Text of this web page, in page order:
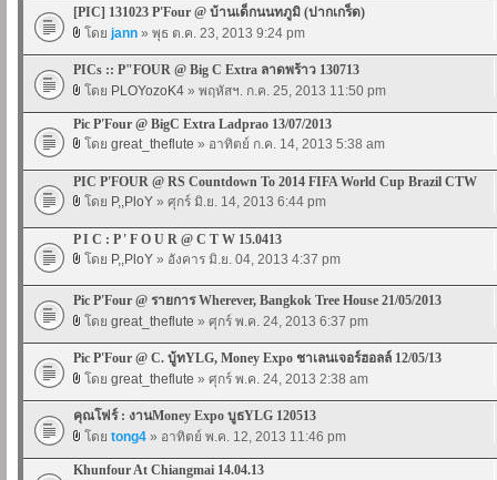
[PIC] 131023 P'Four @ บ้านเด็กนนทภูมิ (ปากเกร็ด)
โดย jann » พุธ ต.ค. 23, 2013 9:24 pm
PICs :: P"FOUR @ Big C Extra ลาดพร้าว 130713
โดย PLOYozoK4 » พฤหัสฯ. ก.ค. 25, 2013 11:50 pm
Pic P'Four @ BigC Extra Ladprao 13/07/2013
โดย great_theflute » อาทิตย์ ก.ค. 14, 2013 5:38 am
PIC P'FOUR @ RS Countdown To 2014 FIFA World Cup Brazil CTW
โดย P,,PloY » ศุกร์ มิ.ย. 14, 2013 6:44 pm
P I C : P ' F O U R @ C T W 15.0413
โดย P,,PloY » อังคาร มิ.ย. 04, 2013 4:37 pm
Pic P'Four @ รายการ Wherever, Bangkok Tree House 21/05/2013
โดย great_theflute » ศุกร์ พ.ค. 24, 2013 6:37 pm
Pic P'Four @ C. บู้ทYLG, Money Expo ชาเลนเจอร์ฮอลล์ 12/05/13
โดย great_theflute » ศุกร์ พ.ค. 24, 2013 2:38 am
คุณโฟร์ : งานMoney Expo บูธYLG 120513
โดย tong4 » อาทิตย์ พ.ค. 12, 2013 11:46 pm
Khunfour At Chiangmai 14.04.13